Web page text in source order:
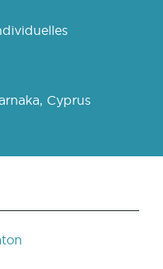
Cyprus